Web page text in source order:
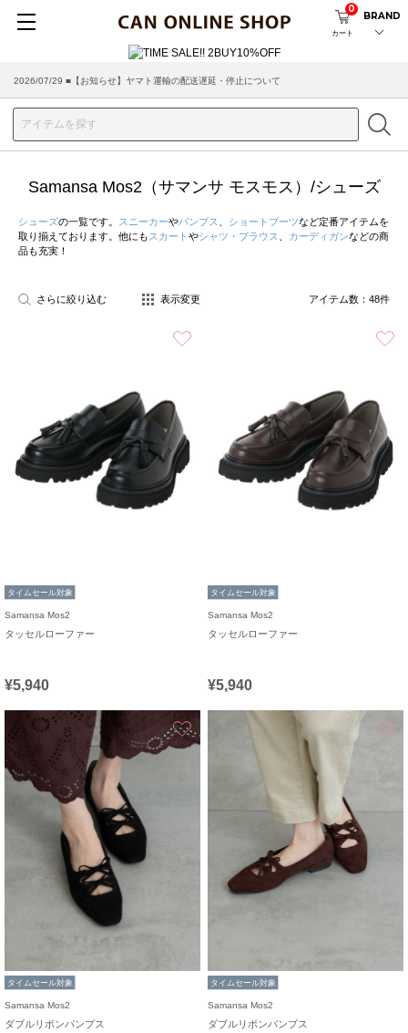
カート
0
BRAND
2026/07/29 ■【お知らせ】ヤマト運輸の配送遅延・停止について
2026/03/18 ■店舗受け取りサービスのご案内
Samansa Mos2（サマンサ モスモス）/シューズ
シューズの一覧です。 スニーカーやパンプス ショートブーツなど定番アイテムを
取り揃えております。他にも スカート やシャツ・ブラウス カーディガンなどの商
品も充実！
さらに絞り込む 表示変更 アイテム数： 48件
タイムセール対象
Samansa Mos2
タッセルローファー
¥5,940
タイムセール対象
Samansa Mos2
タッセルローファー
¥5,940
タイムセール対象
Samansa Mos2
ダブルリボンパンプス
タイムセール対象
Samansa Mos2
ダブルリボンパンプス